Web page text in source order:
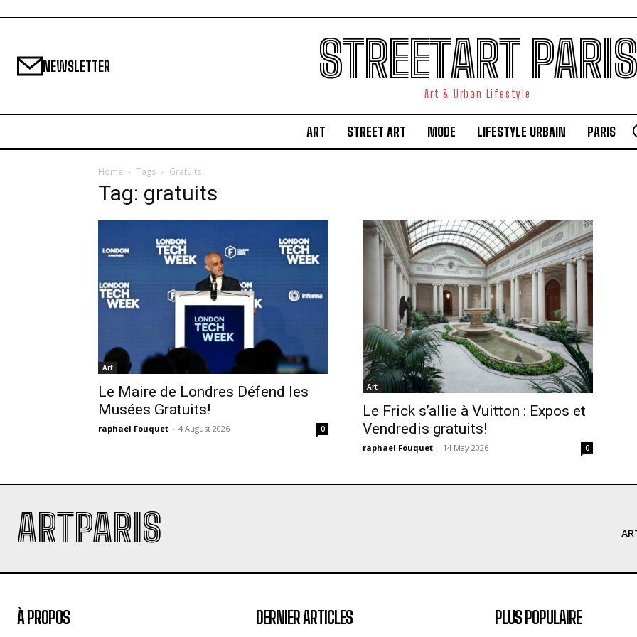
NEWSLETTER STREETART PARIS
Art & Urban Lifestyle
ART STREET ART MODE LIFESTYLE URBAIN PARIS
Home Tags Gratuits
Tag: gratuits
Art
Le Maire de Londres Défend les
Musées Gratuits!
raphael Fouquet - 4 August 2026 0
Art
Le Frick s’allie à Vuitton : Expos et
Vendredis gratuits!
raphael Fouquet - 14 May 2026 0
ARTPARIS
À PROPOS DERNIER ARTICLES PLUS POPULAIRE